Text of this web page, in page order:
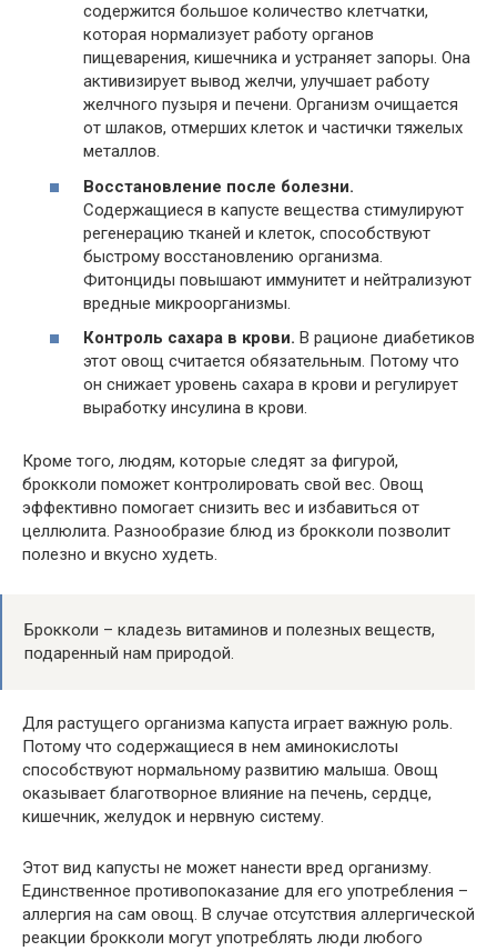
содержится большое количество клетчатки,
которая нормализует работу органов
пищеварения, кишечника и устраняет запоры. Она
активизирует вывод желчи, улучшает работу
желчного пузыря и печени. Организм очищается
от шлаков, отмерших клеток и частички тяжелых
металлов.
Восстановление после болезни.
Содержащиеся в капусте вещества стимулируют
регенерацию тканей и клеток, способствуют
быстрому восстановлению организма.
Фитонциды повышают иммунитет и нейтрализуют
вредные микроорганизмы.
Контроль сахара в крови. В рационе диабетиков
этот овощ считается обязательным. Потому что
он снижает уровень сахара в крови и регулирует
выработку инсулина в крови.
Кроме того, людям, которые следят за фигурой,
брокколи поможет контролировать свой вес. Овощ
эффективно помогает снизить вес и избавиться от
целлюлита. Разнообразие блюд из брокколи позволит
полезно и вкусно худеть.
Брокколи – кладезь витаминов и полезных веществ,
подаренный нам природой.
Для растущего организма капуста играет важную роль.
Потому что содержащиеся в нем аминокислоты
способствуют нормальному развитию малыша. Овощ
оказывает благотворное влияние на печень, сердце,
кишечник, желудок и нервную систему.
Этот вид капусты не может нанести вред организму.
Единственное противопоказание для его употребления –
аллергия на сам овощ. В случае отсутствия аллергической
реакции брокколи могут употреблять люди любого